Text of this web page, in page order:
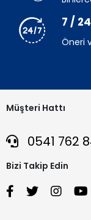
7 /
Öneri
Müşteri Hattı
0541 762
Bizi Takip Edin